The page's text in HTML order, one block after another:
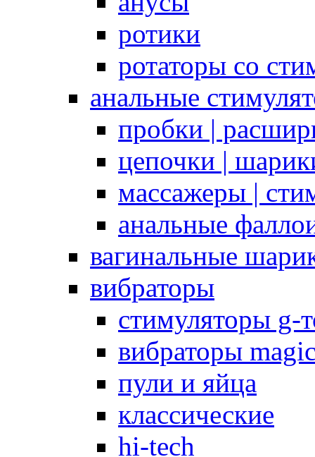
ротики
ротаторы со
анальные
пробки |
цепочки |
массажеры |
анальные
вагинальные
вибраторы
стимуляторы g-
вибраторы
пули и яйца
классические
hi-tech